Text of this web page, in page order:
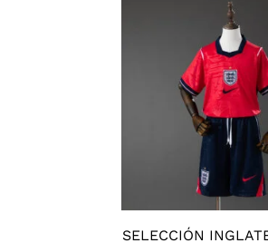
SELECCIÓN
era: